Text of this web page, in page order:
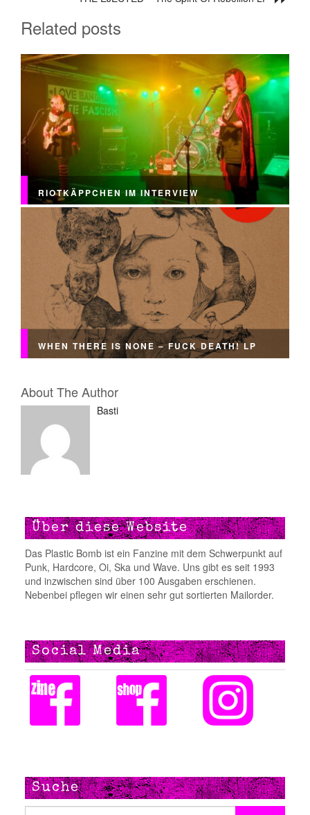
Related posts
RIOTKÄPPCHEN IM INTERVIEW
WHEN THERE IS NONE – FUCK DEATH! LP
About The Author
Basti
Über diese Website
Das Plastic Bomb ist ein Fanzine mit dem Schwerpunkt auf
Punk, Hardcore, Oi, Ska und Wave. Uns gibt es seit 1993
und inzwischen sind über 100 Ausgaben erschienen.
Nebenbei pflegen wir einen sehr gut sortierten Mailorder.
Social Media
Suche